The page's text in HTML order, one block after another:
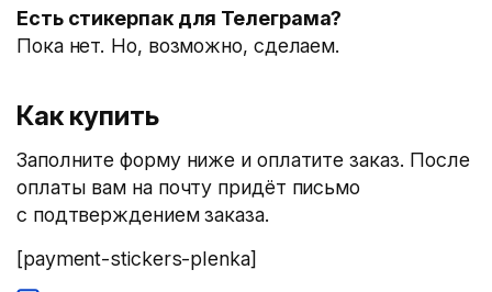
Есть стикерпак для Телеграма?
Пока нет. Но, возможно, сделаем.
Как купить
Заполните форму ниже и оплатите заказ. После
оплаты вам на почту придёт письмо
с подтверждением заказа.
[payment-stickers-plenka]